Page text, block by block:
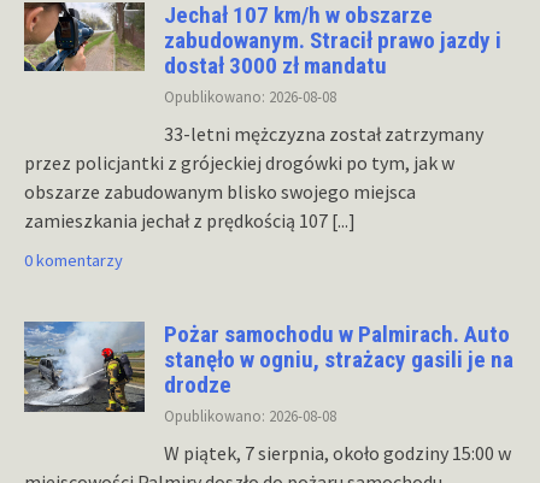
Jechał 107 km/h w obszarze
zabudowanym. Stracił prawo jazdy i
dostał 3000 zł mandatu
Opublikowano: 2026-08-08
33-letni mężczyzna został zatrzymany
przez policjantki z grójeckiej drogówki po tym, jak w
obszarze zabudowanym blisko swojego miejsca
zamieszkania jechał z prędkością 107 [...]
0 komentarzy
Pożar samochodu w Palmirach. Auto
stanęło w ogniu, strażacy gasili je na
drodze
Opublikowano: 2026-08-08
W piątek, 7 sierpnia, około godziny 15:00 w